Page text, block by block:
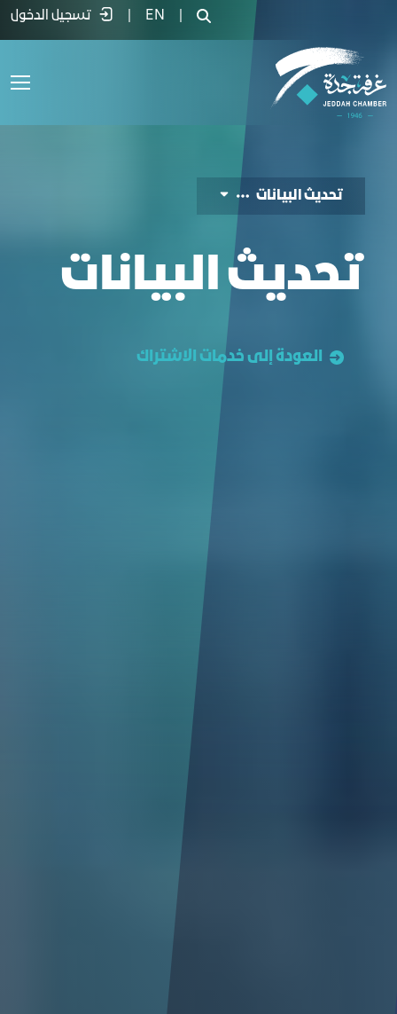
تحديث البيانات - غرفة جدةEN تسجيل الدخول
تحديث البيانات
تحديث البيانات
العودة إلى خدمات الاشتراك